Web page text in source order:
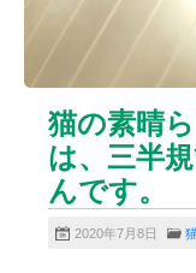
猫の素晴
は、三半
んです。
2020年7月8日